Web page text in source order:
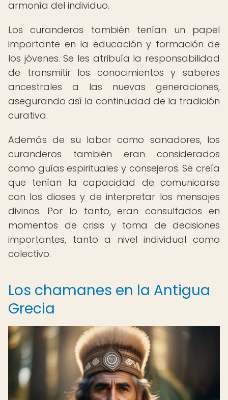
armonía del individuo.
Los curanderos también tenían un papel
importante en la educación y formación de
los jóvenes. Se les atribuía la responsabilidad
de transmitir los conocimientos y saberes
ancestrales a las nuevas generaciones,
asegurando así la continuidad de la tradición
curativa.
Además de su labor como sanadores, los
curanderos también eran considerados
como guías espirituales y consejeros. Se creía
que tenían la capacidad de comunicarse
con los dioses y de interpretar los mensajes
divinos. Por lo tanto, eran consultados en
momentos de crisis y toma de decisiones
importantes, tanto a nivel individual como
colectivo.
Los chamanes en la Antigua
Grecia